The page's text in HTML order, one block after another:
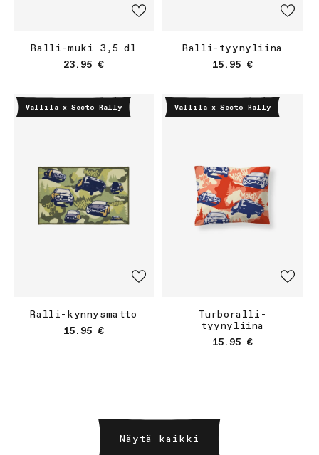
Ralli-muki 3,5 dl
Normaalihinta
23.95 €
Ralli-tyynyliina
Normaalihinta
15.95 €
Ralli-kynnysmatto
Normaalihinta
15.95 €
Vallila x Secto Rally
Turboralli-
tyynyliina
Normaalihinta
15.95 €
Vallila x Secto Rally
Näytä kaikki